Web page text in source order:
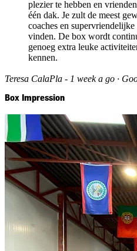
plezier te hebben en
één dak. Je zult de meest
coaches en
vinden. De box wordt
genoeg extra leuke
kennen.
Teresa CalaPla - 1 week a go ·
Box Impression